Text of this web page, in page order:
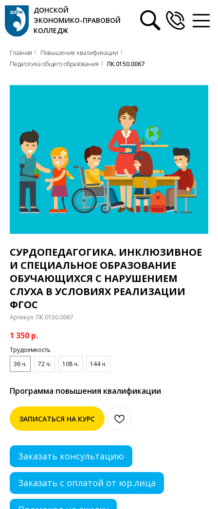
ДОНСКОЙ
ЭКОНОМИКО-ПРАВОВОЙ
КОЛЛЕДЖ
Главная / Повышение квалификации /
Педагогика общего образования / ПК.0150.0067
СУРДОПЕДАГОГИКА. ИНКЛЮЗИВНОЕ
И СПЕЦИАЛЬНОЕ ОБРАЗОВАНИЕ
ОБУЧАЮЩИХСЯ С НАРУШЕНИЕМ
СЛУХА В УСЛОВИЯХ РЕАЛИЗАЦИИ
ФГОС
Артикул: ПК.0150.0067
1 350 р.
Трудоемкость
36 ч.
72 ч. 108 ч. 144 ч.
Программа повышения квалификации
ЗАПИСАТЬСЯ НА КУРС
Заказать консультацию
Заказать с оплатой от юр.лица